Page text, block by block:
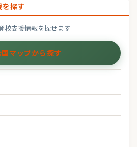
探す
校支援情報を探せます
国マップから探す